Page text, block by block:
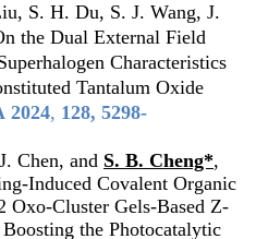
S. H. Du, S. J. Wang, J.
the Dual External Field
Characteristics
Tantalum Oxide
2024, 128, 5298-
Chen, and S. B. Cheng*,
Induced Covalent Organic
Oxo-Cluster Gels-Based Z-
the Photocatalytic